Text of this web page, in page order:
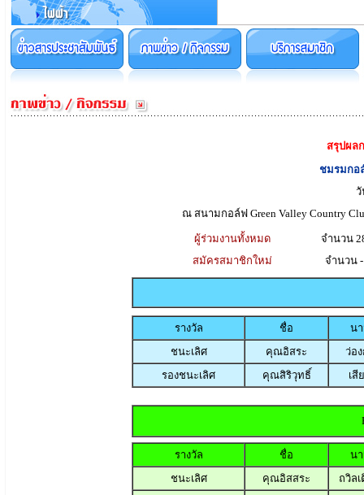
สรุปผล
ชมรมกอ
วั
ณ สนามกอล์ฟ Green Valley Country
ผู้ร่วมงานทั้งหมด
จำนวน
สมัครสมาชิกใหม่
จำนวน
รางวัล ชื่อ
น
ชนะเลิศ
คุณอิสระ
ว่อ
รองชนะเลิศ
คุณสิริวุทธิ์ เสี
รางวัล ชื่อ
น
ชนะเลิศ
คุณอิสสระ
ถวิล